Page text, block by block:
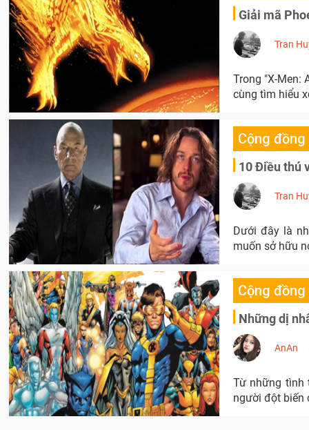
Giải mã
Tran
Trong "X-Men:
cùng tìm hiểu
Cộng đồng
10 Điều thú
Tran
Dưới đây là
muốn sở hữu
Cộng đồng
Những dị
AnAn
Từ những tình
người đột biến